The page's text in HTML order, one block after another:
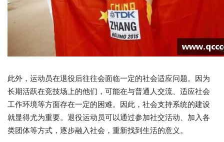
此外，运动员在退役后往往会面临一定的社会适应问题。因为
长期活跃在竞技场上的他们，可能在与普通人交流、适应社会
工作环境等方面存在一定的困难。因此，社会支持系统的建设
就显得尤为重要。退役运动员可以通过参加社交活动、加入各
类团体等方式，逐步融入社会，重新找到生活的意义。